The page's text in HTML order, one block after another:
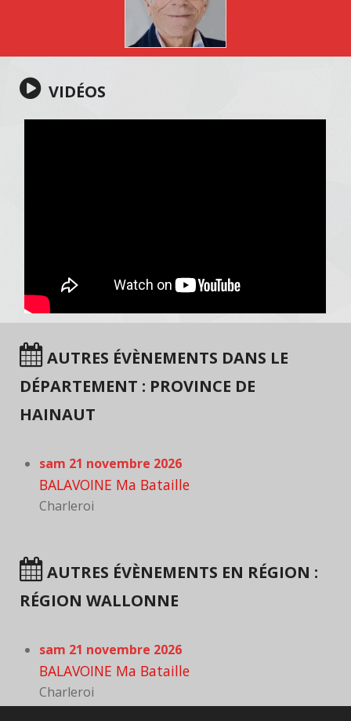
VIDÉOS
AUTRES ÉVÈNEMENTS DANS LE
DÉPARTEMENT : PROVINCE DE
HAINAUT
sam 21 novembre 2026
BALAVOINE Ma Bataille
Charleroi
AUTRES ÉVÈNEMENTS EN RÉGION :
RÉGION WALLONNE
sam 21 novembre 2026
BALAVOINE Ma Bataille
Charleroi